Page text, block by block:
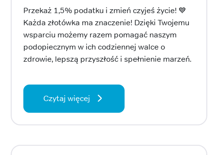
Przekaż 1,5% podatku i zmień czyjeś życie! 💙
Każda złotówka ma znaczenie! Dzięki Twojemu
wsparciu możemy razem pomagać naszym
podopiecznym w ich codziennej walce o
zdrowie, lepszą przyszłość i spełnienie marzeń.
Czytaj więcej